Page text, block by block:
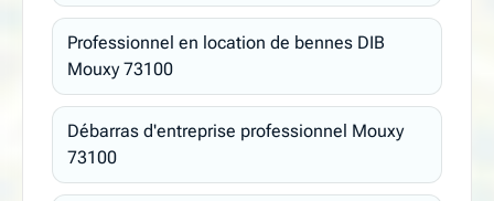
Professionnel en location de bennes DIB
Mouxy 73100
Débarras d'entreprise professionnel Mouxy
73100